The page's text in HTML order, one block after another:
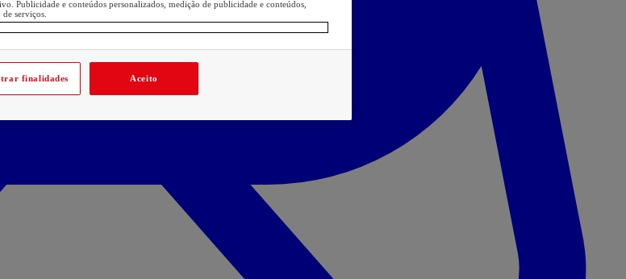
Publicidade e conteúdos personalizados, medição de publicidade e conteúdos,
serviços.
finalidades Aceito